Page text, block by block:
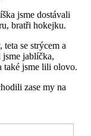
jsme dostávali
bratři hokejku.
se strýcem a
jsme jablíčka,
také jsme lili olovo.
zase my na